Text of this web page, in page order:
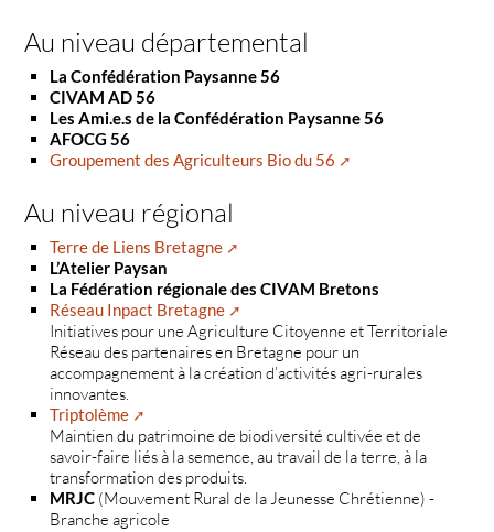
Au niveau départemental
La Confédération Paysanne 56
CIVAM AD 56
Les Ami.e.s de la Confédération Paysanne 56
AFOCG 56
Groupement des Agriculteurs Bio du 56
Au niveau régional
Terre de Liens Bretagne
L’Atelier Paysan
La Fédération régionale des CIVAM Bretons
Réseau Inpact Bretagne
Initiatives pour une Agriculture Citoyenne et Territoriale
Réseau des partenaires en Bretagne pour un
accompagnement à la création d’activités agri-rurales
innovantes.
Triptolème
Maintien du patrimoine de biodiversité cultivée et de
savoir-faire liés à la semence, au travail de la terre, à la
transformation des produits.
MRJC (Mouvement Rural de la Jeunesse Chrétienne) -
Branche agricole